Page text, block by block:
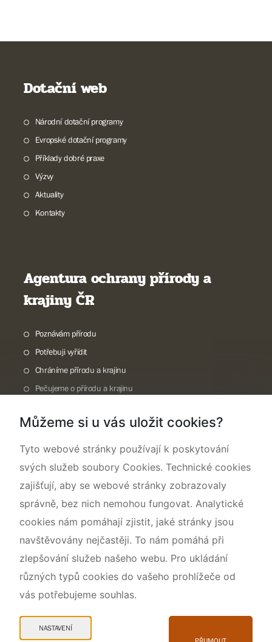
Dotační web
Národní dotační programy
Evropské dotační programy
Příklady dobré praxe
Výzvy
Aktuality
Kontakty
Agentura ochrany přírody a
krajiny ČR
Poznávám přírodu
Potřebuji vyřídit
Chráníme přírodu a krajinu
Pečujeme o přírodu a krajinu
O nás
Můžeme si u vás uložit cookies?
Tyto webové stránky používají k poskytování
svých služeb soubory Cookies. Technické cookies
zajišťují, aby se webové stránky zobrazovaly
správně, bez nich nemohou fungovat. Analytické
cookies nám pomáhají zjistit, jaké stránky jsou
navštěvovány nejčastěji. To nám pomáhá při
zlepšování služeb našeho webu. Pro ukládání
různých typů cookies do vašeho prohlížeče od
vás potřebujeme souhlas.
NASTAVENÍ